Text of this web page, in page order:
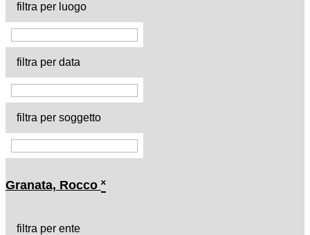
filtra per luogo
filtra per data
filtra per soggetto
Granata, Rocco ˟
filtra per ente